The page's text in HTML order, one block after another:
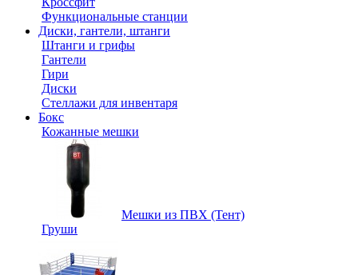
Функциональные станции
Диски, гантели, штанги
Штанги и грифы
Гантели
Гири
Диски
Стеллажи для инвентаря
Бокс
Кожанные мешки
Мешки из ПВХ (Тент)
Груши